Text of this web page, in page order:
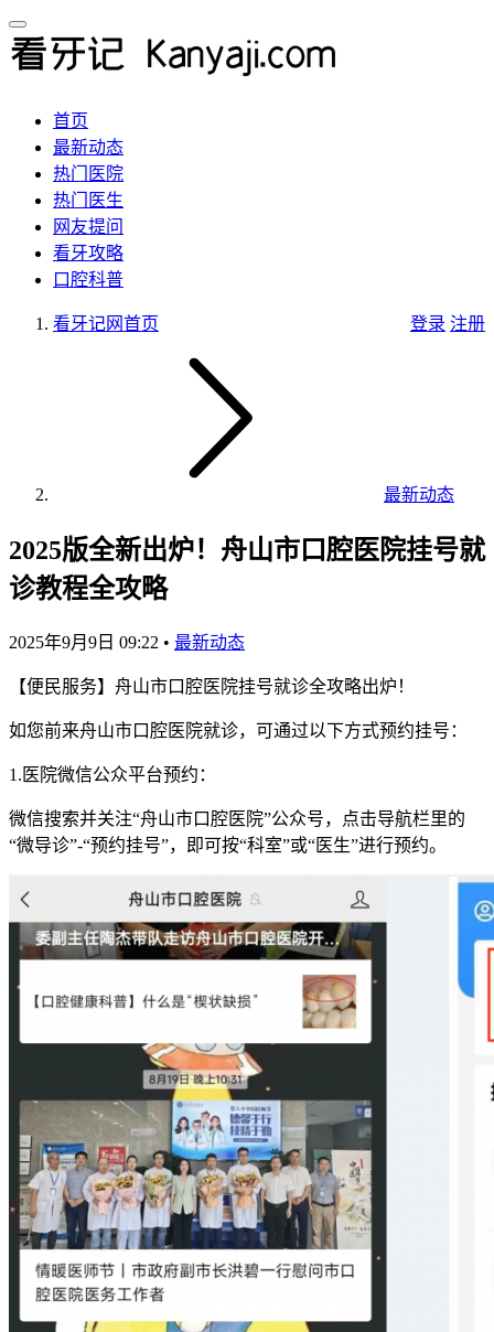
首页
最新动态
热门医院
热门医生
网友提问
看牙攻略
口腔科普
登录 注册
看牙记网首页
最新动态
2025版全新出炉！舟山市口腔医院挂号就
诊教程全攻略
2025年9月9日 09:22 • 最新动态
【便民服务】舟山市口腔医院挂号就诊全攻略出炉！
如您前来舟山市口腔医院就诊，可通过以下方式预约挂号：
1.医院微信公众平台预约：
微信搜索并关注“舟山市口腔医院”公众号，点击导航栏里的
“微导诊”-“预约挂号”，即可按“科室”或“医生”进行预约。